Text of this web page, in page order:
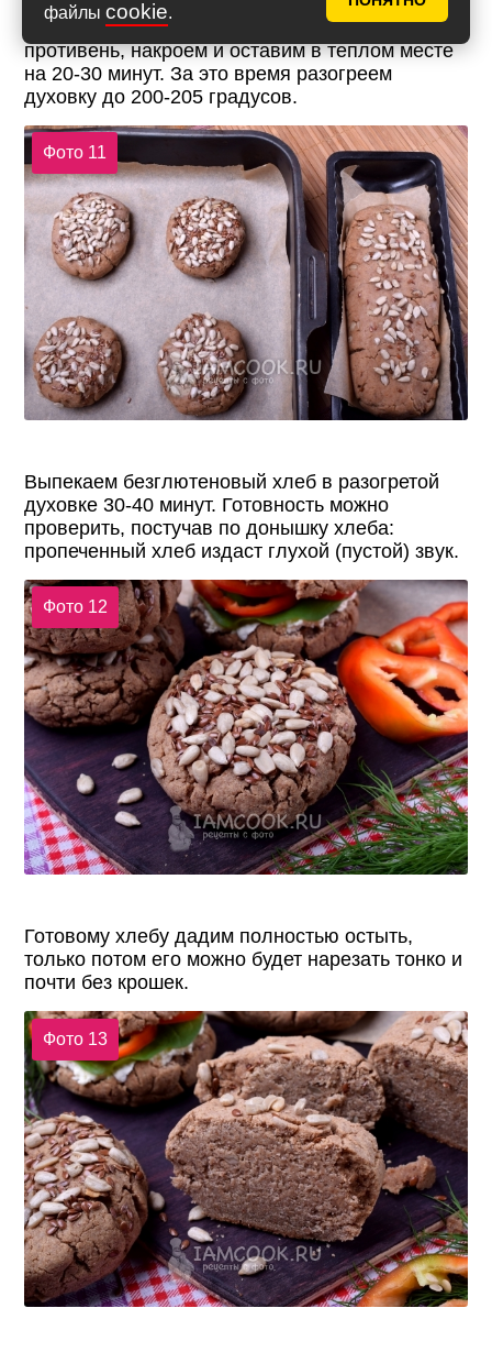
файлы cookie.
Выложим сформованное тесто в формы или на
противень, накроем и оставим в теплом месте
на 20-30 минут. За это время разогреем
духовку до 200-205 градусов.
Фото 11
Выпекаем безглютеновый хлеб в разогретой
духовке 30-40 минут. Готовность можно
проверить, постучав по донышку хлеба:
пропеченный хлеб издаст глухой (пустой) звук.
Фото 12
Готовому хлебу дадим полностью остыть,
только потом его можно будет нарезать тонко и
почти без крошек.
Фото 13